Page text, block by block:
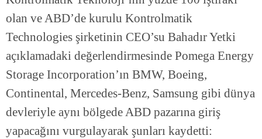
olan ve ABD’de kurulu Kontrolmatik
Technologies şirketinin CEO’su Bahadır Yetki
açıklamadaki değerlendirmesinde Pomega Energy
Storage Incorporation’ın BMW, Boeing,
Continental, Mercedes-Benz, Samsung gibi dünya
devleriyle aynı bölgede ABD pazarına giriş
yapacağını vurgulayarak şunları kaydetti: